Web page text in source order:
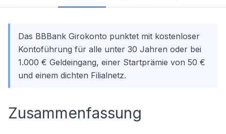
Das BBBank Girokonto punktet mit kostenloser
Kontoführung für alle unter 30 Jahren oder bei
1.000 € Geldeingang, einer Startprämie von 50 €
und einem dichten Filialnetz.
Zusammenfassung